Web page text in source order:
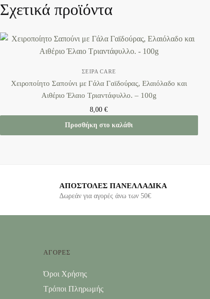
Σχετικά προϊόντα
ΣΕΙΡΆ CARE
Χειροποίητο Σαπούνι με Γάλα Γαϊδούρας, Ελαιόλαδο και
Αιθέριο Έλαιο Τριαντάφυλλο. – 100g
8,00€
Προσθήκη στο καλάθι
ΑΠΟΣΤΟΛΕΣ ΠΑΝΕΛΛΑΔΙΚΑ
Δωρεάν για αγορές άνω των 50€
ΑΓΟΡΕΣ
Όροι Χρήσης
Τρόποι Πληρωμής